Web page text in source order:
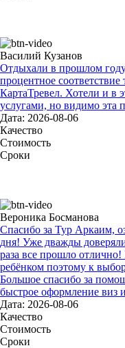
Василий Кузанов
Отдыхали в прошлом
процентное
КартаТревел. Хотели и в
услугами, но видимо эта
Дата: 2026-08-06
Качество
Стоимость
Сроки
Вероника Босманова
Спасибо за Тур Аркаим,
дня! Уже дважды
раза все прошло
ребёнком поэтому к
Большое спасибо за
быстрое оформление виз
Дата: 2026-08-06
Качество
Стоимость
Сроки